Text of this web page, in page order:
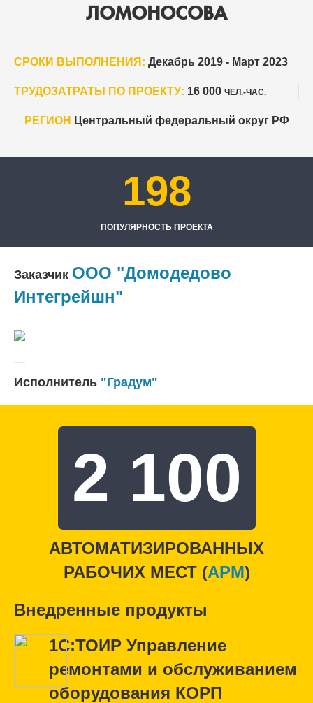
ЛОМОНОСОВА
СРОКИ ВЫПОЛНЕНИЯ: Декабрь 2019 - Март 2023
ТРУДОЗАТРАТЫ ПО ПРОЕКТУ: 16 000 ЧЕЛ.-ЧАС.
РЕГИОН Центральный федеральный округ РФ
198
ПОПУЛЯРНОСТЬ ПРОЕКТА
Заказчик ООО "Домодедово
Интегрейшн"
Исполнитель "Градум"
2 100
АВТОМАТИЗИРОВАННЫХ
РАБОЧИХ МЕСТ (APM)
Внедренные продукты
1С:ТОИР Управление
ремонтами и обслуживанием
оборудования КОРП